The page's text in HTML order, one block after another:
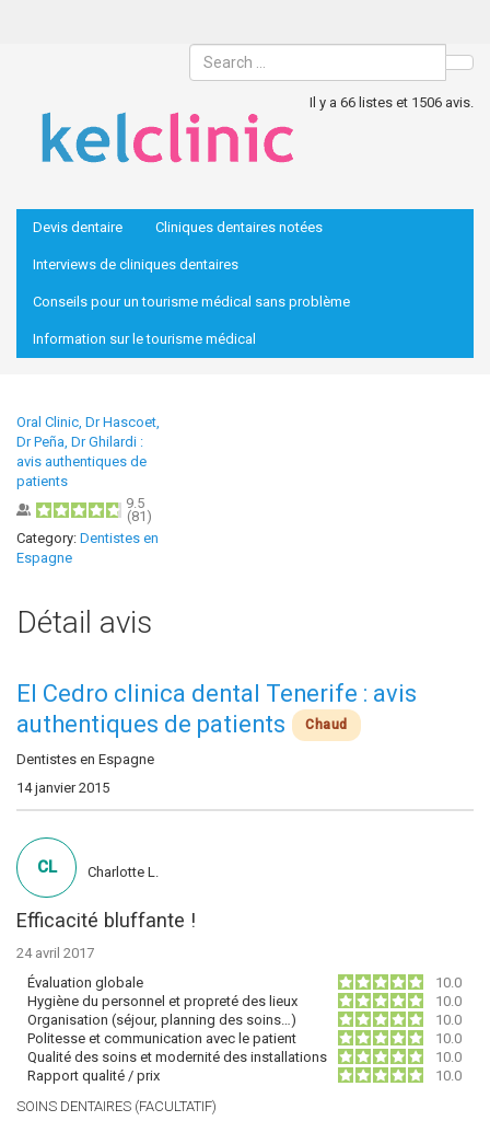
Il y a 66 listes et 1506 avis.
Devis dentaire Cliniques dentaires notées
Interviews de cliniques dentaires
Conseils pour un tourisme médical sans problème
Information sur le tourisme médical
Oral Clinic, Dr Hascoet,
Dr Peña, Dr Ghilardi :
avis authentiques de
patients
9.5
(81 )
Category: Dentistes en
Espagne
Détail avis
El Cedro clinica dental Tenerife : avis
authentiques de patients
Chaud
Dentistes en Espagne
14 janvier 2015
Efficacité bluffante !
24 avril 2017
Évaluation globale
10.0
Hygiène du personnel et propreté des lieux
10.0
Organisation (séjour, planning des soins…)
10.0
Politesse et communication avec le patient
10.0
Qualité des soins et modernité des installations
10.0
Rapport qualité / prix
10.0
SOINS DENTAIRES (FACULTATIF)
CL Charlotte L.